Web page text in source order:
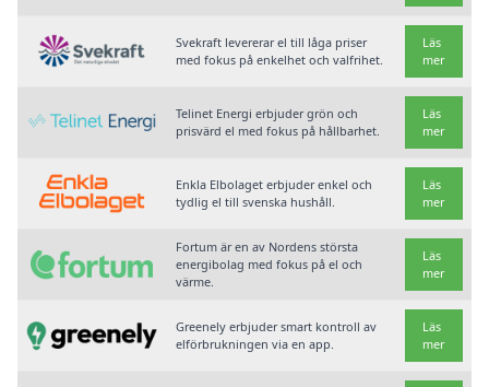
Svekraft levererar el till låga priser
med fokus på enkelhet och valfrihet.
Läs
mer
Telinet Energi erbjuder grön och
prisvärd el med fokus på hållbarhet.
Läs
mer
Enkla Elbolaget erbjuder enkel och
tydlig el till svenska hushåll.
Läs
mer
Fortum är en av Nordens största
energibolag med fokus på el och
värme.
Läs
mer
Greenely erbjuder smart kontroll av
elförbrukningen via en app.
Läs
mer